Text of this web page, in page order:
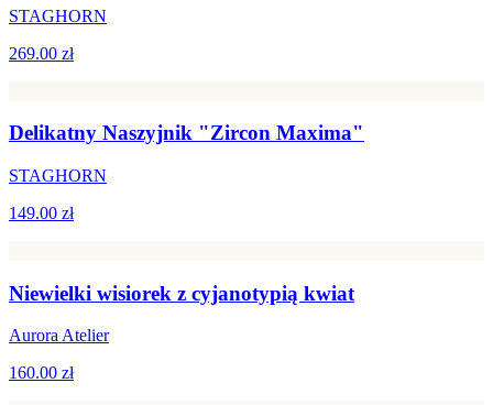
STAGHORN
269.00 zł
Delikatny Naszyjnik "Zircon Maxima"
STAGHORN
149.00 zł
Niewielki wisiorek z cyjanotypią kwiat
Aurora Atelier
160.00 zł